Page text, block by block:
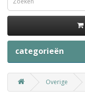
categorieën
Overige